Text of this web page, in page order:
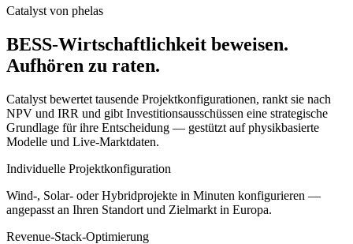
Catalyst von phelas
BESS-Wirtschaftlichkeit beweisen.
Aufhören zu raten.
Catalyst bewertet tausende Projektkonfigurationen, rankt sie nach
NPV und IRR und gibt Investitionsausschüssen eine strategische
Grundlage für ihre Entscheidung — gestützt auf physikbasierte
Modelle und Live-Marktdaten.
Individuelle Projektkonfiguration
Wind-, Solar- oder Hybridprojekte in Minuten konfigurieren —
angepasst an Ihren Standort und Zielmarkt in Europa.
Revenue-Stack-Optimierung